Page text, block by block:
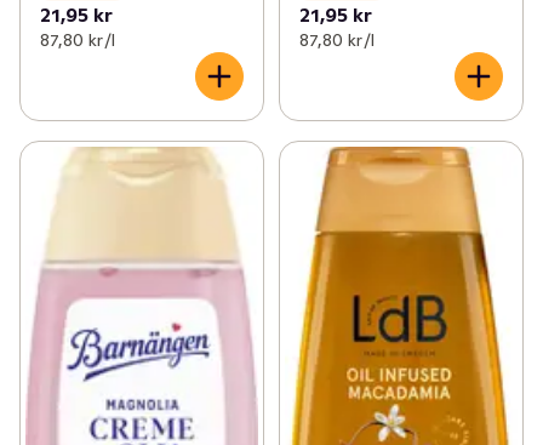
21,95 kr
87,80 kr /l
21,95 kr
87,80 kr /l